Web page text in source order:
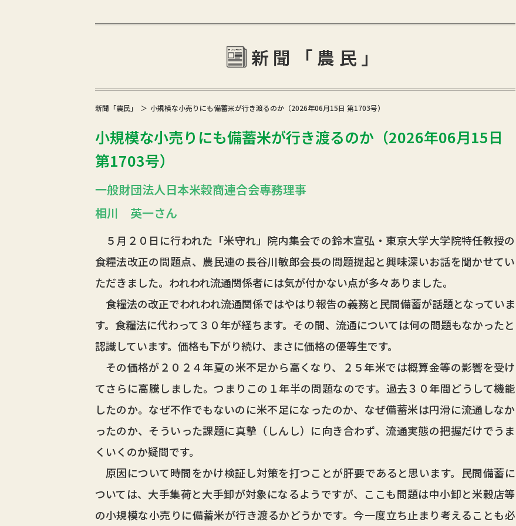
新聞「農民」
新聞「農民」 小規模な小売りにも備蓄米が行き渡るのか（2026年06月15日 第1703号）
小規模な小売りにも備蓄米が行き渡るのか（2026年06月15日
第1703号）
一般財団法人日本米穀商連合会専務理事
相川 英一さん
５月２０日に行われた「米守れ」院内集会での鈴木宣弘・東京大学大学院特任教授の
食糧法改正の問題点、農民連の長谷川敏郎会長の問題提起と興味深いお話を聞かせてい
ただきました。われわれ流通関係者には気が付かない点が多々ありました。
食糧法の改正でわれわれ流通関係ではやはり報告の義務と民間備蓄が話題となっていま
す。食糧法に代わって３０年が経ちます。その間、流通については何の問題もなかったと
認識しています。価格も下がり続け、まさに価格の優等生です。
その価格が２０２４年夏の米不足から高くなり、２５年米では概算金等の影響を受け
てさらに高騰しました。つまりこの１年半の問題なのです。過去３０年間どうして機能
したのか。なぜ不作でもないのに米不足になったのか、なぜ備蓄米は円滑に流通しなか
ったのか、そういった課題に真摯（しんし）に向き合わず、流通実態の把握だけでうま
くいくのか疑問です。
原因について時間をかけ検証し対策を打つことが肝要であると思います。民間備蓄に
ついては、大手集荷と大手卸が対象になるようですが、ここも問題は中小卸と米穀店等
の小規模な小売りに備蓄米が行き渡るかどうかです。今一度立ち止まり考えることも必